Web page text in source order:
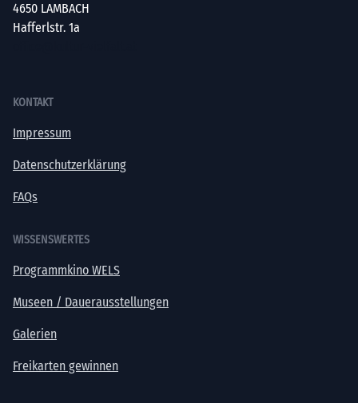
4650 LAMBACH
Hafferlstr. 1a
KONTAKT
Impressum
Datenschutzerklärung
FAQs
WISSENSWERTES
Programmkino WELS
Museen / Dauerausstellungen
Galerien
Freikarten gewinnen